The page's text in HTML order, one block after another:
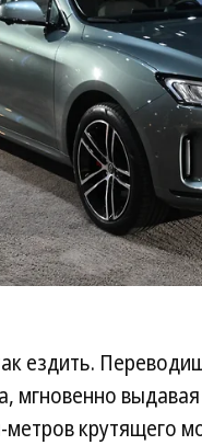
ездить.
мгновенно
крутящего